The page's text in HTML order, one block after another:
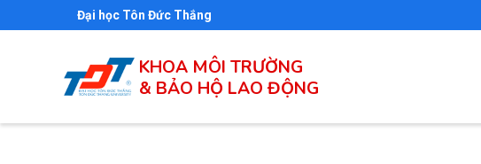
Đại học Tôn Đức Thắng
KHOA MÔI TRƯỜNG
& BẢO HỘ LAO ĐỘNG